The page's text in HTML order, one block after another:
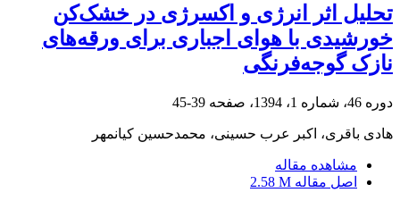
تحلیل اثر انرژی و اکسرژی در خشک‌کن
خورشیدی با هوای اجباری برای ورقه‌های
نازک گوجه‌فرنگی
دوره 46، شماره 1، 1394، صفحه 39-45
هادی باقری، اکبر عرب حسینی، محمدحسین کیانمهر
مشاهده مقاله
اصل مقاله 2.58 M